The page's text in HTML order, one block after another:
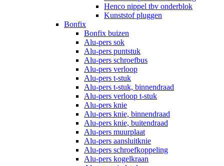
Henco nippel tbv onderblok
Kunststof pluggen
Bonfix
Bonfix buizen
Alu-pers sok
Alu-pers puntstuk
Alu-pers schroefbus
Alu-pers verloop
Alu-pers t-stuk
Alu-pers t-stuk, binnendraad
Alu-pers verloop t-stuk
Alu-pers knie
Alu-pers knie, binnendraad
Alu-pers knie, buitendraad
Alu-pers muurplaat
Alu-pers aansluitknie
Alu-pers schroefkoppeling
Alu-pers kogelkraan